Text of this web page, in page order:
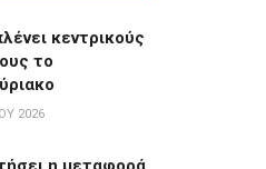
κεντρικούς
το
2026